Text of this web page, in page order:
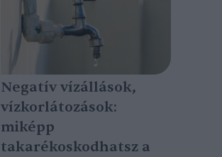
Negatív vízállások,
vízkorlátozások:
miképp
takarékoskodhatsz a